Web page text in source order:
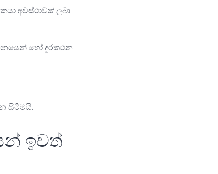
අවස්ථාවක් ලබා
හෝ දුරකථන
සිටීමයි.
ඉවත්